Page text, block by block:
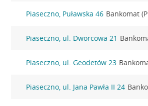
Piaseczno, Puławska 46 Bankomat
Piaseczno, ul. Dworcowa 21
Piaseczno, ul. Geodetów 23
Piaseczno, ul. Jana Pawła II 24